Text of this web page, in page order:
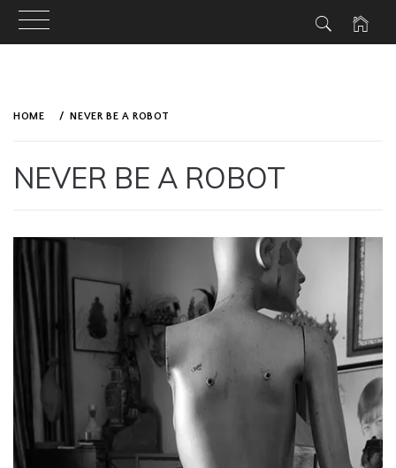
HOME NEVER BE A ROBOT
NEVER BE A ROBOT